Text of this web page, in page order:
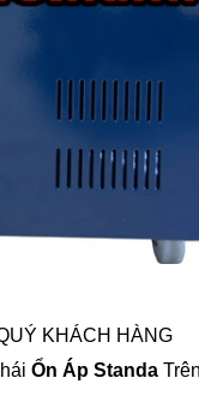
KHÁCH HÀNG
Ổn Áp Standa